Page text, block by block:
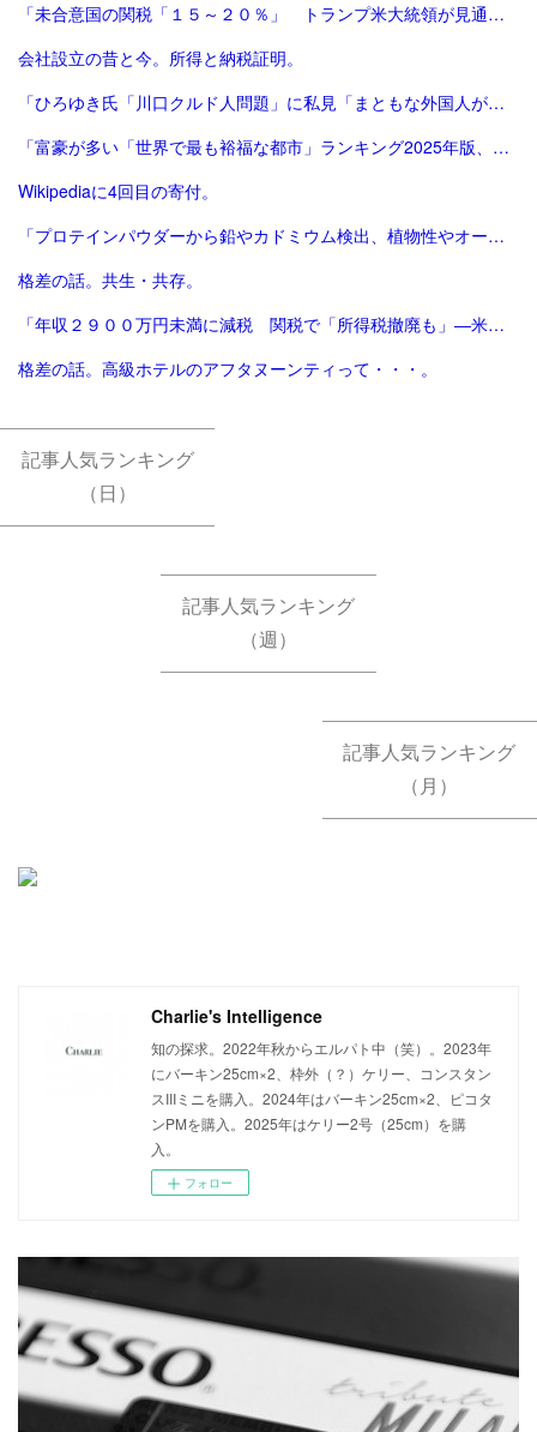
「未合意国の関税「１５～２０％」 トランプ米大統領が見通し：時事ドットコム」
会社設立の昔と今。所得と納税証明。
「ひろゆき氏「川口クルド人問題」に私見「まともな外国人が損するので不法就労には厳しくすべき」 - 芸能 : 日刊スポーツ」
「富豪が多い「世界で最も裕福な都市」ランキング2025年版、東京が2年連続3位 | Forbes JAPAN 公式サイト（フォーブス ジャパン）」
Wikipediaに4回目の寄付。
「プロテインパウダーから鉛やカドミウム検出、植物性やオーガニック製品は数倍の含有量 - CNN.co.jp」
格差の話。共生・共存。
「年収２９００万円未満に減税 関税で「所得税撤廃も」―米大統領：時事ドットコム」
格差の話。高級ホテルのアフタヌーンティって・・・。
記事人気ランキング
（日）
記事人気ランキング
（週）
記事人気ランキング
（月）
Charlie's Intelligence
知の探求。2022年秋からエルパト中（笑）。2023年
にバーキン25cm×2、枠外（？）ケリー、コンスタン
スIIIミニを購入。2024年はバーキン25cm×2、ピコタ
ンPMを購入。2025年はケリー2号（25cm）を購
入。
フォロー